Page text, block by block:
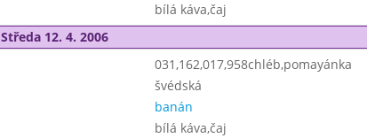
bílá káva,čaj
Středa 12. 4. 2006
031,162,017,958chléb,pomayánka
švédská
banán
bílá káva,čaj